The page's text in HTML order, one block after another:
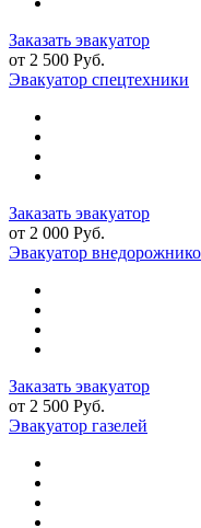
Заказать эвакуатор
от 2 500 Руб.
Эвакуатор спецтехники
Заказать эвакуатор
от 2 000 Руб.
Эвакуатор
Заказать эвакуатор
от 2 500 Руб.
Эвакуатор газелей